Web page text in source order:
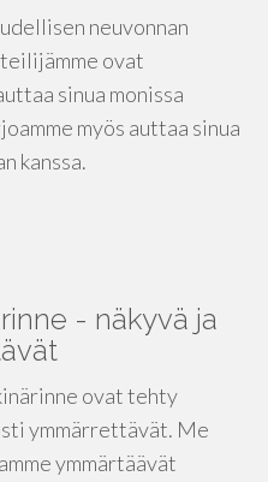
neuvonnan
ovat
sinua monissa
myös auttaa sinua
kanssa.
- näkyvä ja
ovat tehty
ymmärrettävät. Me
ymmärtäävät